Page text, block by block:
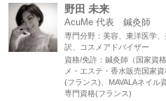
野田 未来
AcuMe 代表 鍼灸師
専門分野：美容、東洋医学
訳、コスメアドバイザー
資格/免許：鍼灸師（国家資
メ・エステ・香水販売国家
(フランス)、MAVALAネイル
専門資格(フランス)